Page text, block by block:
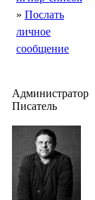
» Послать
личное
сообщение
Администратор
Писатель